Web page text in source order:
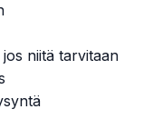
niitä tarvitaan